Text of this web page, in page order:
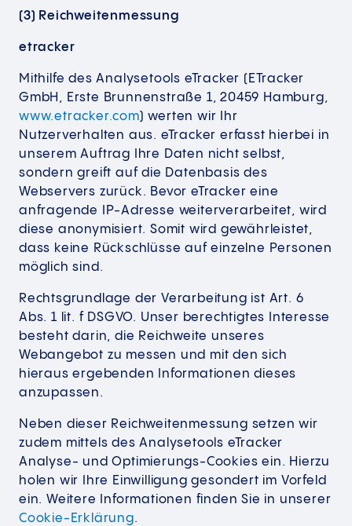
(3) Reichweitenmessung
etracker
Mithilfe des Analysetools eTracker (ETracker
GmbH, Erste Brunnenstraße 1, 20459 Hamburg,
www.etracker.com) werten wir Ihr
Nutzerverhalten aus. eTracker erfasst hierbei in
unserem Auftrag Ihre Daten nicht selbst,
sondern greift auf die Datenbasis des
Webservers zurück. Bevor eTracker eine
anfragende IP-Adresse weiterverarbeitet, wird
diese anonymisiert. Somit wird gewährleistet,
dass keine Rückschlüsse auf einzelne Personen
möglich sind.
Rechtsgrundlage der Verarbeitung ist Art. 6
Abs. 1 lit. f DSGVO. Unser berechtigtes Interesse
besteht darin, die Reichweite unseres
Webangebot zu messen und mit den sich
hieraus ergebenden Informationen dieses
anzupassen.
Neben dieser Reichweitenmessung setzen wir
zudem mittels des Analysetools eTracker
Analyse- und Optimierungs-Cookies ein. Hierzu
holen wir Ihre Einwilligung gesondert im Vorfeld
ein. Weitere Informationen finden Sie in unserer
Cookie-Erklärung.